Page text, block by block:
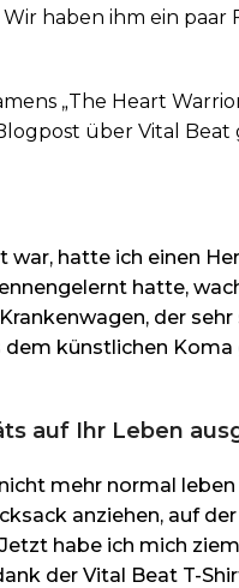
haben ihm ein
„The Heart
über Vital Beat
war, hatte ich einen
hatte,
der
künstlichen
auf Ihr Leben
mehr normal
anziehen, auf
habe ich mich
der Vital Beat T-